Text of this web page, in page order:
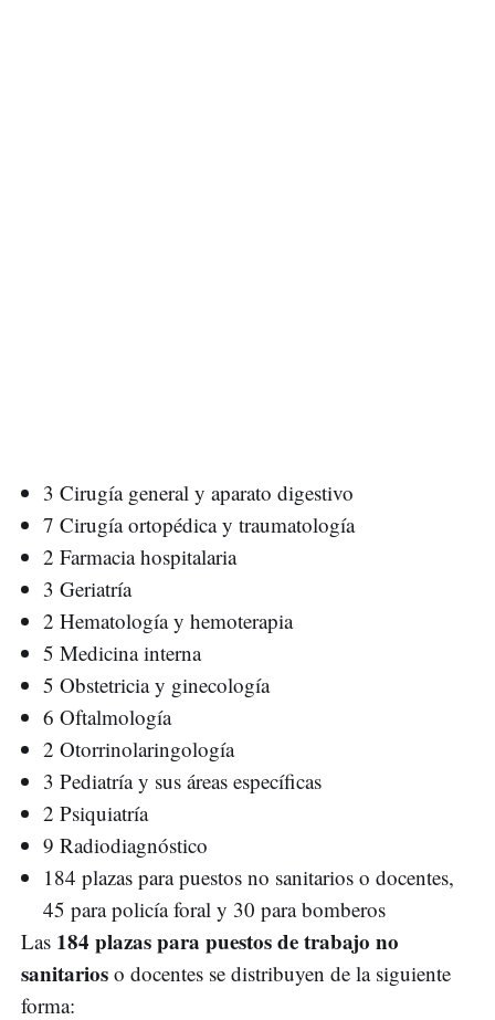
3 Cirugía general y aparato digestivo
7 Cirugía ortopédica y traumatología
2 Farmacia hospitalaria
3 Geriatría
2 Hematología y hemoterapia
5 Medicina interna
5 Obstetricia y ginecología
6 Oftalmología
2 Otorrinolaringología
3 Pediatría y sus áreas específicas
2 Psiquiatría
9 Radiodiagnóstico
184 plazas para puestos no sanitarios o docentes,
45 para policía foral y 30 para bomberos
Las 184 plazas para puestos de trabajo no
sanitarios o docentes se distribuyen de la siguiente
forma: